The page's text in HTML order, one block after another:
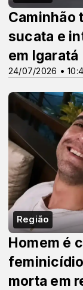
24/07/2026 •
Caminhão
sucata e
em Igaratá
Região
Homem é
morta em